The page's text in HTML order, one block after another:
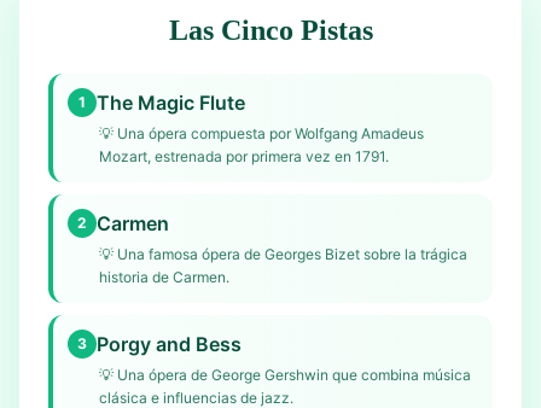
Las Cinco Pistas
1 The Magic Flute
💡 Una ópera compuesta por Wolfgang Amadeus
Mozart, estrenada por primera vez en 1791.
2 Carmen
💡 Una famosa ópera de Georges Bizet sobre la trágica
historia de Carmen.
3 Porgy and Bess
💡 Una ópera de George Gershwin que combina música
clásica e influencias de jazz.